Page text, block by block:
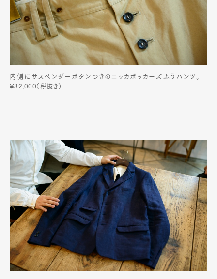
内側にサスペンダーボタンつきのニッカボッカーズふうパンツ。
¥32,000（税抜き）